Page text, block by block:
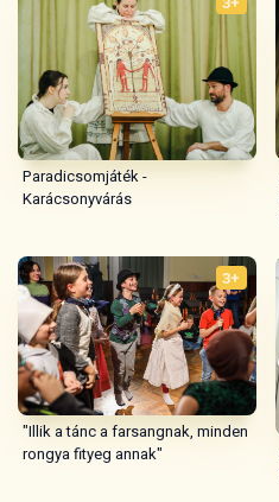
Paradicsomjáték -
Karácsonyvárás
3+
"Illik a tánc a farsangnak, minden
rongya fityeg annak"